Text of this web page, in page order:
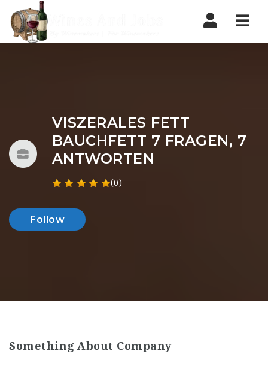
VISZERALES FETT
BAUCHFETT 7 FRAGEN, 7
ANTWORTEN
(0)
Follow
Something About Company